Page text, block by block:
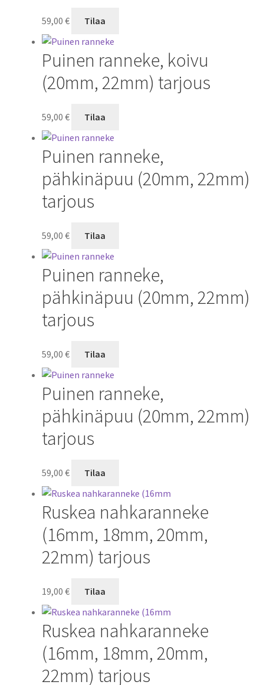
59,00 € Tilaa
Puinen ranneke, koivu
(20mm, 22mm) tarjous
59,00 € Tilaa
Puinen ranneke,
pähkinäpuu (20mm, 22mm)
tarjous
59,00 € Tilaa
Puinen ranneke,
pähkinäpuu (20mm, 22mm)
tarjous
59,00 € Tilaa
Puinen ranneke,
pähkinäpuu (20mm, 22mm)
tarjous
59,00 € Tilaa
Ruskea nahkaranneke
(16mm, 18mm, 20mm,
22mm) tarjous
19,00 € Tilaa
Ruskea nahkaranneke
(16mm, 18mm, 20mm,
22mm) tarjous